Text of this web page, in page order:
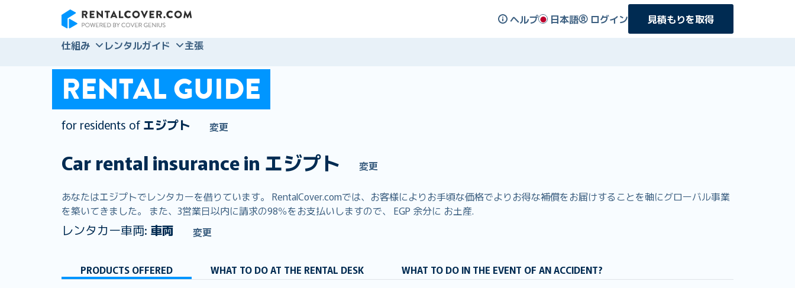
ヘルプ 日本語 ログイン
見積もりを取得
仕組み
レンタルガイド 主張
RENTAL GUIDE
for residents of エジプト 変更
Car rental insurance in エジプト 変更
あなたはエジプトでレンタカーを借りています。 RentalCover.comでは、お客様によりお手頃な価格でよりお得な補償をお届けすることを軸にグローバル事業
を築いてきました。 また、3営業日以内に請求の98％をお支払いしますので、 EGP 余分に お土産.
レンタカー車両: 車両 変更
PRODUCTS OFFERED WHAT TO DO AT THE RENTAL DESK WHAT TO DO IN THE EVENT OF AN ACCIDENT?